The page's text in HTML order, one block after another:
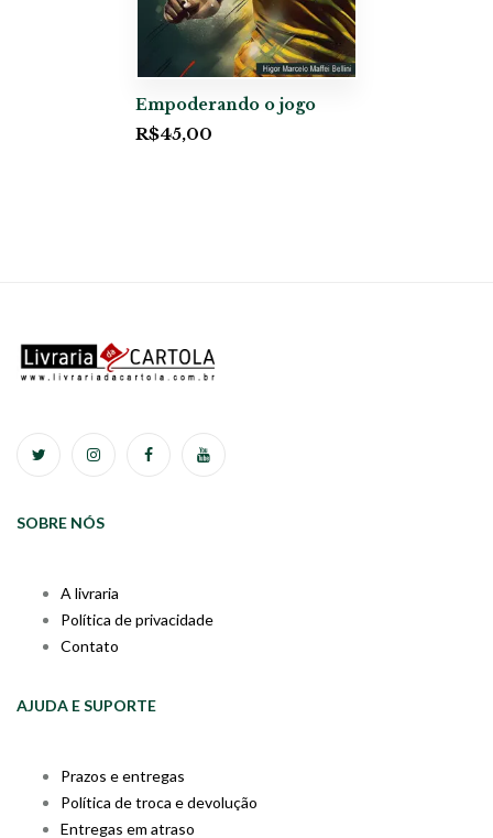
Empoderando o jogo
R$45,00
SOBRE NÓS
A livraria
Política de privacidade
Contato
AJUDA E SUPORTE
Prazos e entregas
Política de troca e devolução
Entregas em atraso